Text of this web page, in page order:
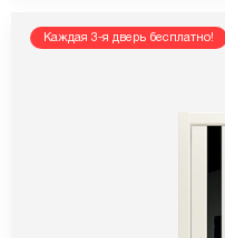
Каждая 3-я дверь бесплатно!